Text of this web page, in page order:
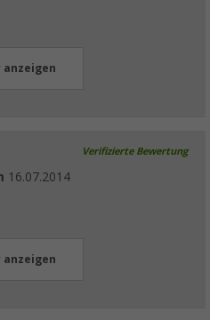
anzeigen
Verifizierte Bewertung
16.07.2014
anzeigen